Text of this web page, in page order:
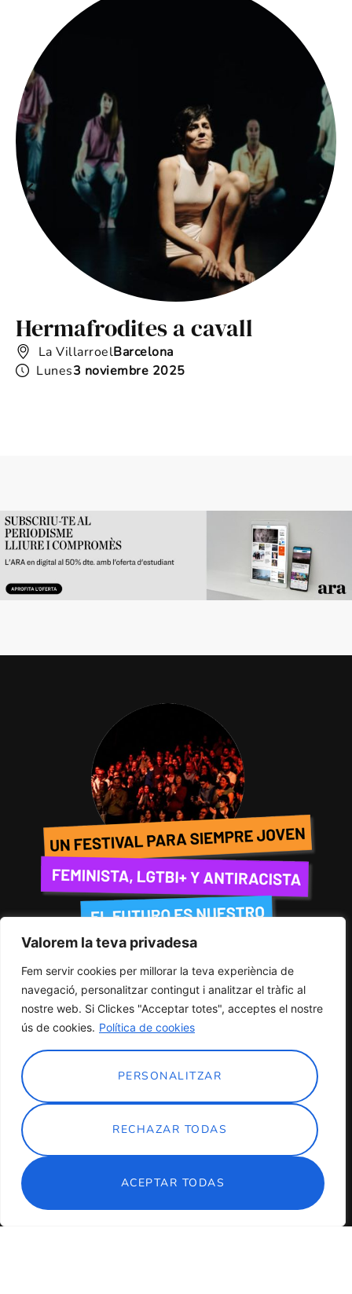
Valorem la teva privadesa
Fem servir cookies per millorar la teva experiència de
navegació, personalitzar contingut i analitzar el tràfic al
nostre web. Si Clickes "Acceptar totes", acceptes el nostre
ús de cookies. Política de cookies
PERSONALITZAR
RECHAZAR TODAS
ACEPTAR TODAS
Hermafrodites a cavall
La VillarroelBarcelona
Lunes3 noviembre 2025
Nuestro manifesto
NO queremos imaginar un futuro sin teatro, sin
danza, circo o sin música. Estas disciplinas nos
permiten poner sobre la mesa los temas que nos
los abusos que sufrimos. Tampoco queremos que
nos digan qué debemos consumir. Queremos
convertirnos en autoras de nuestras propias
obras.